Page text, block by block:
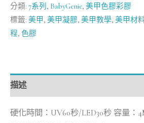
分類: 7系列 , BabyGenie, 美甲色膠彩膠
標籤: 美甲, 美甲凝膠, 美甲教學, 美甲材
程, 色膠
描述
硬化時間：UV60秒/LED30秒 容量：